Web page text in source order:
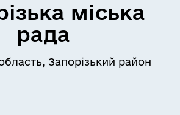
міська
рада
Запорізький район